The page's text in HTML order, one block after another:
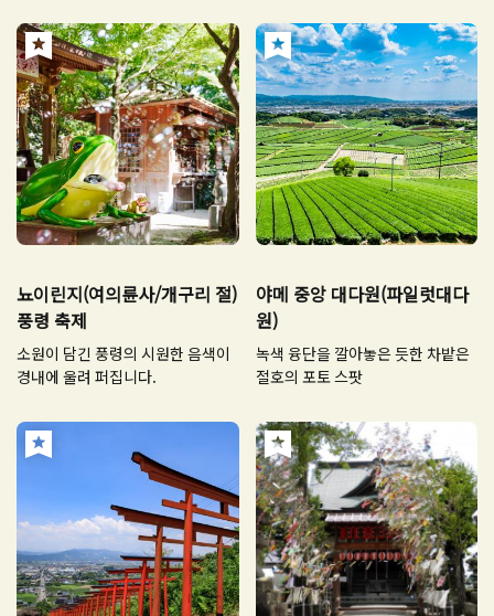
뇨이린지(여의륜사/개구리 절)
풍령 축제
소원이 담긴 풍령의 시원한 음색이
경내에 울려 퍼집니다.
야메 중앙 대다원(파일럿대다
원)
녹색 융단을 깔아놓은 듯한 차밭은
절호의 포토 스팟